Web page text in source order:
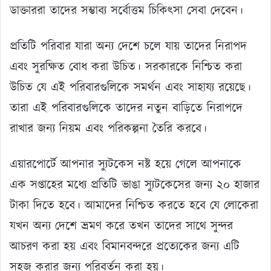
ডাক্তাররা তাদের সম্ভাব্য সর্বোত্তম চিকিৎসা সেবা দেবেন।
প্রতিটি পরিবার যারা অন্য দেশে চলে যায় তাদের নিরাপদ
এবং সুরক্ষিত বোধ করা উচিত। সরকারকে নিশ্চিত করা
উচিত যে এই পরিবারগুলিকে সমর্থন এবং সাহায্য রয়েছে।
তারা এই পরিবারগুলিকে তাদের নতুন বাড়িতে নিরাপদে
রাখার জন্য নিয়ম এবং পরিকল্পনা তৈরি করবে।
এয়ারপোর্টে আপনার স্যুটকেস নষ্ট হয়ে গেলে আপনাকে
এক সপ্তাহের মধ্যে প্রতিটি ভাঙা স্যুটকেসের জন্য ২০ হাজার
টাকা দিতে হবে। আমাদের নিশ্চিত করতে হবে যে লোকেরা
যখন অন্য দেশে ভ্রমণ করে তখন তাদের সাথে সুন্দর
আচরণ করা হয় এবং বিমানবন্দরে প্রত্যেকের জন্য এটি
সহজ করার জন্য পরিবর্তন করা হয়।